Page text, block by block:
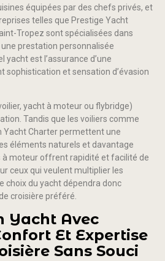
équipées par des chefs privés, et
telles que Prestige Yacht
Tropez sont spécialisées dans
prestation personnalisée
yacht est l’assurance d’une
sophistication et sensation d’évasion
yacht à moteur ou flybridge)
Tandis que les voiliers comme
Yacht Charter permettent une
éléments naturels et davantage
à moteur offrent rapidité et facilité de
ceux qui veulent multiplier les
choix du yacht dépendra donc
croisière préféré.
Yacht Avec
Et Expertise
Sans Souci